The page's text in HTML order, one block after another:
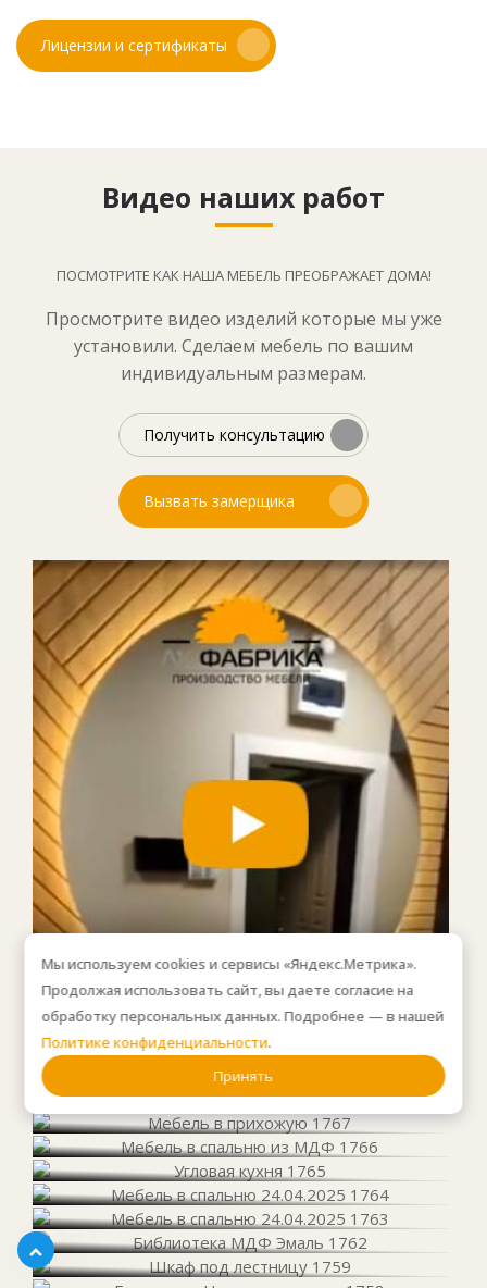
Лицензии и сертификаты
Видео наших работ
ПОСМОТРИТЕ КАК НАША МЕБЕЛЬ ПРЕОБРАЖАЕТ ДОМА!
Просмотрите видео изделий которые мы уже
установили. Сделаем мебель по вашим
индивидуальным размерам.
Получить консультацию
Вызвать замерщика
Мы используем cookies и сервисы «Яндекс.Метрика».
Продолжая использовать сайт, вы даете согласие на
обработку персональных данных. Подробнее — в нашей
Политике конфиденциальности.
Принять